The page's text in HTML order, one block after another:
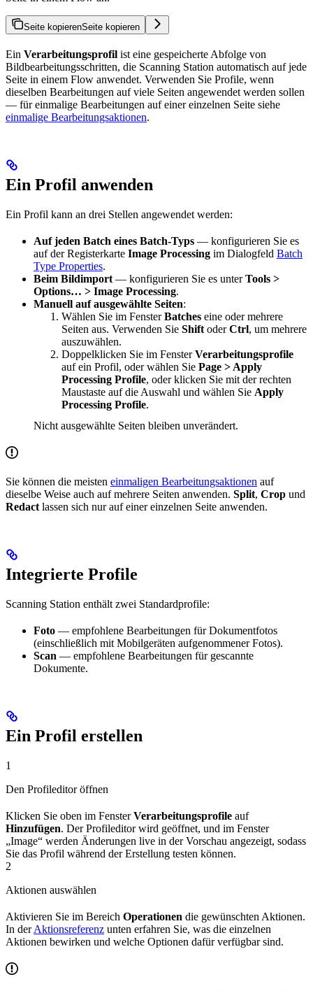
Seite kopierenSeite kopieren
Ein Verarbeitungsprofil ist eine gespeicherte Abfolge von
Bildbearbeitungsschritten, die Scanning Station automatisch auf jede
Seite in einem Flow anwendet. Verwenden Sie Profile, wenn
dieselben Bearbeitungen auf viele Seiten angewendet werden sollen
— für einmalige Bearbeitungen auf einer einzelnen Seite siehe
einmalige Bearbeitungsaktionen.
Ein Profil anwenden
Ein Profil kann an drei Stellen angewendet werden:
Auf jeden Batch eines Batch-Typs — konfigurieren Sie es
auf der Registerkarte Image Processing im Dialogfeld Batch
Type Properties.
Beim Bildimport — konfigurieren Sie es unterTools >
Options… > Image Processing.
Manuell auf ausgewählte Seiten:
Wählen Sie im FensterBatches eine oder mehrere
Seiten aus. Verwenden Sie Shift oderCtrl, um mehrere
auszuwählen.
Doppelklicken Sie im FensterVerarbeitungsprofile
auf ein Profil, oder wählen Sie Page > Apply
Processing Profile, oder klicken Sie mit der rechten
Maustaste auf die Auswahl und wählen Sie Apply
Processing Profile.
Nicht ausgewählte Seiten bleiben unverändert.
Sie können die meisten einmaligen Bearbeitungsaktionen auf
dieselbe Weise auch auf mehrere Seiten anwenden. Split, Crop und
Redact lassen sich nur auf einer einzelnen Seite anwenden.
Integrierte Profile
Scanning Station enthält zwei Standardprofile:
Foto — empfohlene Bearbeitungen für Dokumentfotos
(einschließlich mit Mobilgeräten aufgenommener Fotos).
Scan — empfohlene Bearbeitungen für gescannte
Dokumente.
Ein Profil erstellen
1
Den Profileditor öffnen
Klicken Sie oben im FensterVerarbeitungsprofile auf
Hinzufügen. Der Profileditor wird geöffnet, und im Fenster
„Image“ werden Änderungen live in der Vorschau angezeigt, sodass
Sie das Profil während der Erstellung testen können.
2
Aktionen auswählen
Aktivieren Sie im Bereich Operationen die gewünschten Aktionen.
In derAktionsreferenz unten erfahren Sie, was die einzelnen
Aktionen bewirken und welche Optionen dafür verfügbar sind.